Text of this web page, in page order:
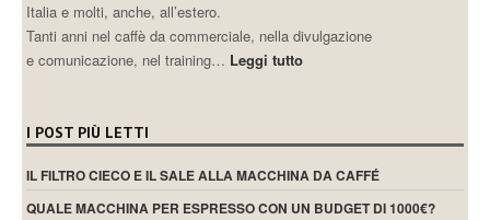
Italia e molti, anche, all’estero.
Tanti anni nel caffè da commerciale, nella divulgazione
e comunicazione, nel training… Leggi tutto
I POST PIÙ LETTI
IL FILTRO CIECO E IL SALE ALLA MACCHINA DA CAFFÉ
QUALE MACCHINA PER ESPRESSO CON UN BUDGET DI 1000€?